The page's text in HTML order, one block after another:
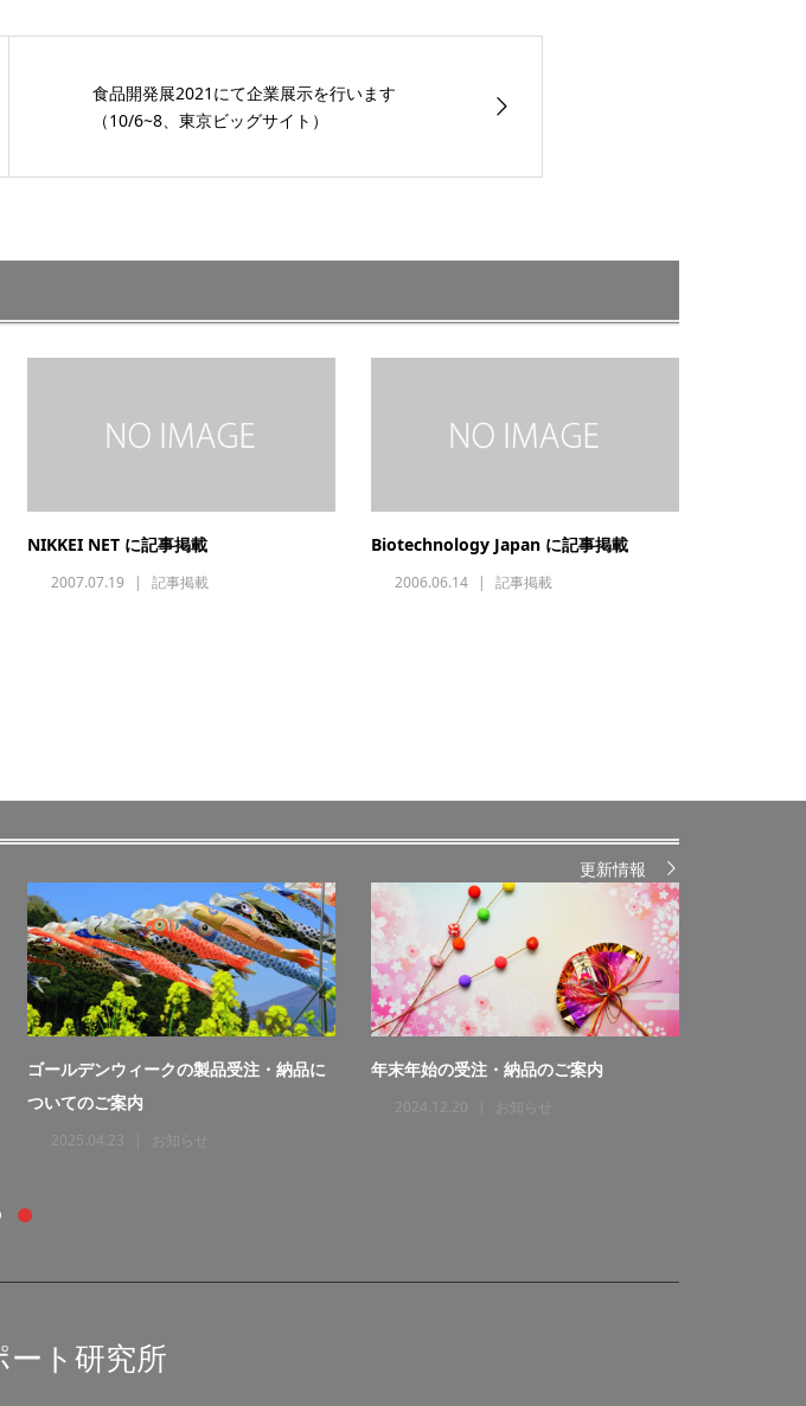
食品開発展2021にて企業展示を行います
（10/6~8、東京ビッグサイト）
NIKKEI NET に記事掲載
2007.07.19 記事掲載
Biotechnology Japan に記事掲載
2006.06.14 記事掲載
更新情報
ゴールデンウィークの製品受注・納品に
ついてのご案内
2025.04.23 お知らせ
年末年始の受注・納品のご案内
2024.12.20 お知らせ
ト研究所